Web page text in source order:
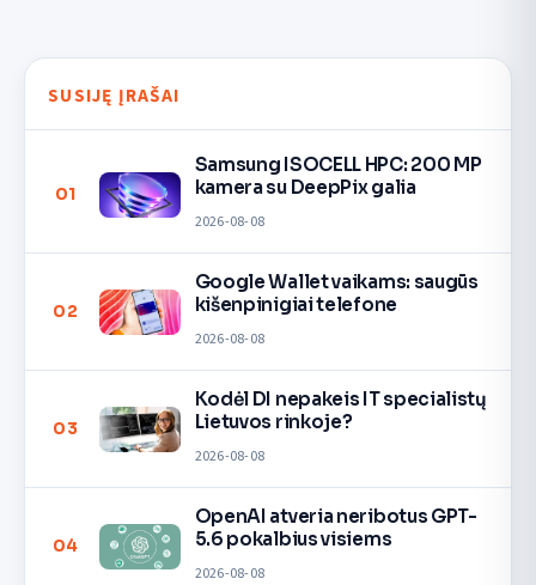
SUSIJĘ ĮRAŠAI
01
Samsung ISOCELL HPC: 200 MP
kamera su DeepPix galia
2026-08-08
02
Google Wallet vaikams: saugūs
kišenpinigiai telefone
2026-08-08
03
Kodėl DI nepakeis IT specialistų
Lietuvos rinkoje?
2026-08-08
04
OpenAI atveria neribotus GPT-
5.6 pokalbius visiems
2026-08-08